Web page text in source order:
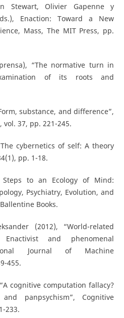
Stewart, Olivier Gapenne y
Enaction: Toward a New
Mass, The MIT Press, pp.
“The normative turn in
of its roots and
substance, and difference”,
37, pp. 221-245.
cybernetics of self: A theory
pp. 1-18.
Steps to an Ecology of Mind:
Psychiatry, Evolution, and
Books.
(2012), “World-related
and phenomenal
Journal of Machine
455.
cognitive computation fallacy?
panpsychism”, Cognitive
233.